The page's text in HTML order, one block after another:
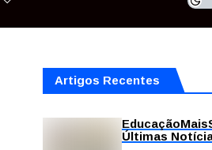
Artigos Recentes
EducaçãoMais
Últimas